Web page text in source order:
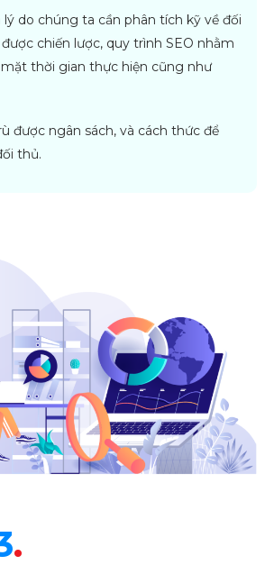
lý do chúng ta cần phân tích kỹ về đối
chiến lược, quy trình SEO nhằm
thời gian thực hiện cũng như
được ngân sách, và cách thức để
thủ.
.